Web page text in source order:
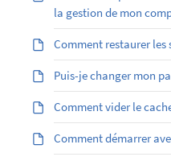
la gestion de mon
Comment restaurer les
Puis-je changer mon
Comment vider le
Comment démarrer